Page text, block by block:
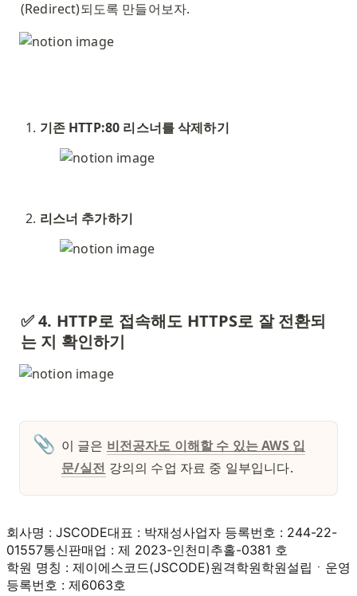
(Redirect)되도록 만들어보자.
기존 HTTP:80 리스너를 삭제하기
리스너 추가하기
✅ 4. HTTP로 접속해도 HTTPS로 잘 전환되
는 지 확인하기
📎 이 글은 비전공자도 이해할 수 있는 AWS 입
문/실전 강의의 수업 자료 중 일부입니다.
회사명 : JSCODE대표 : 박재성사업자 등록번호 : 244-22-
01557통신판매업 : 제 2023-인천미추홀-0381 호
학원 명칭 : 제이에스코드(JSCODE)원격학원학원설립ㆍ운영
등록번호 : 제6063호